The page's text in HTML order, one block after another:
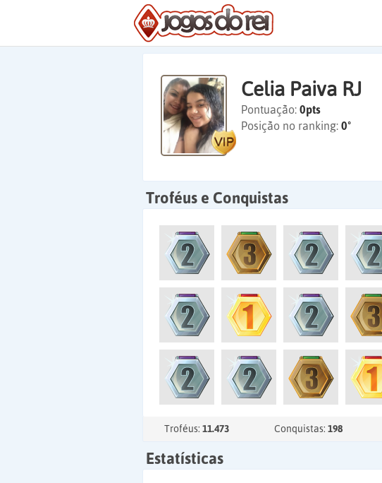
Celia Paiva RJ
Pontuação: 0pts
Posição no ranking: 0º
Troféus e Conquistas
Troféus: 11.473 Conquistas: 198
Estatísticas